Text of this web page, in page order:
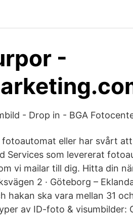
-
- Drop in - BGA
fotoautomat eller har svårt
Services som levererat
vi mailar till dig. Hitta din
2 · Göteborg –
hakan ska vara mellan 31
av ID-foto & visumbilder: